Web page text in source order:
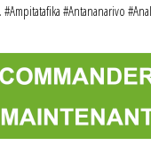
#Antananarivo